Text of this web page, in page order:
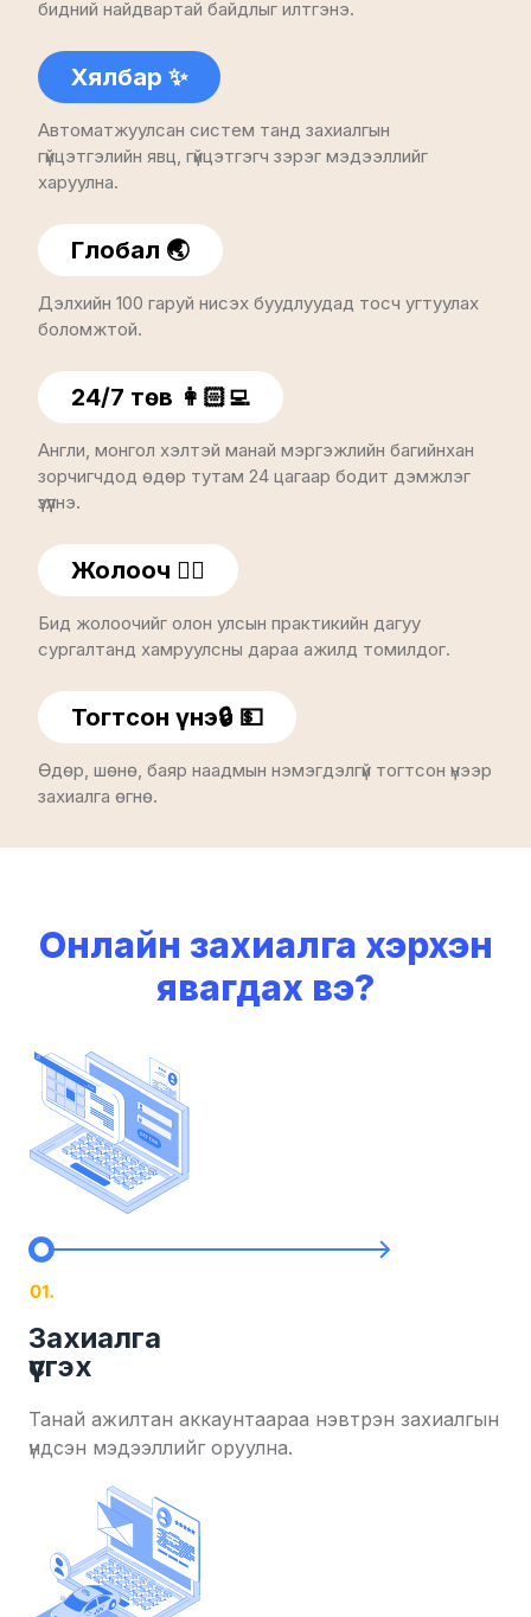
бидний найдвартай байдлыг илтгэнэ.
Хялбар ✨
Автоматжуулсан систем танд захиалгын
гүйцэтгэлийн явц, гүйцэтгэгч зэрэг мэдээллийг
харуулна.
Глобал 🌏
Дэлхийн 100 гаруй нисэх буудлуудад тосч угтуулах
боломжтой.
24/7 төв 👩🏻‍💻
Англи, монгол хэлтэй манай мэргэжлийн багийнхан
зорчигчдод өдөр тутам 24 цагаар бодит дэмжлэг
үзүүлнэ.
Жолооч 👨‍✈
Бид жолоочийг олон улсын практикийн дагуу
сургалтанд хамруулсны дараа ажилд томилдог.
Тогтсон үнэ🔒 💵
Өдөр, шөнө, баяр наадмын нэмэгдэлгүй тогтсон үнээр
захиалга өгнө.
Онлайн захиалга хэрхэн
явагдах вэ?
Захиалга
үүсгэх
Танай ажилтан аккаунтаараа нэвтрэн захиалгын
үндсэн мэдээллийг оруулна.